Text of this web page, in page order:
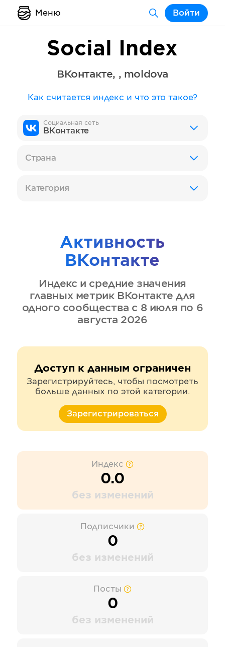
Меню Войти
Social Index
ВКонтакте, , moldova
Как считается индекс и что это такое?
Социальная сеть
ВКонтакте
Страна
Категория
Активность
ВКонтакте
Индекс и средние значения
главных метрик ВКонтакте для
одного сообщества с 8 июля по 6
августа 2026
Доступ к данным ограничен
Зарегистрируйтесь, чтобы посмотреть
больше данных по этой категории.
Зарегистрироваться
Индекс
0.0
без изменений
Подписчики
0
без изменений
Посты
0
без изменений